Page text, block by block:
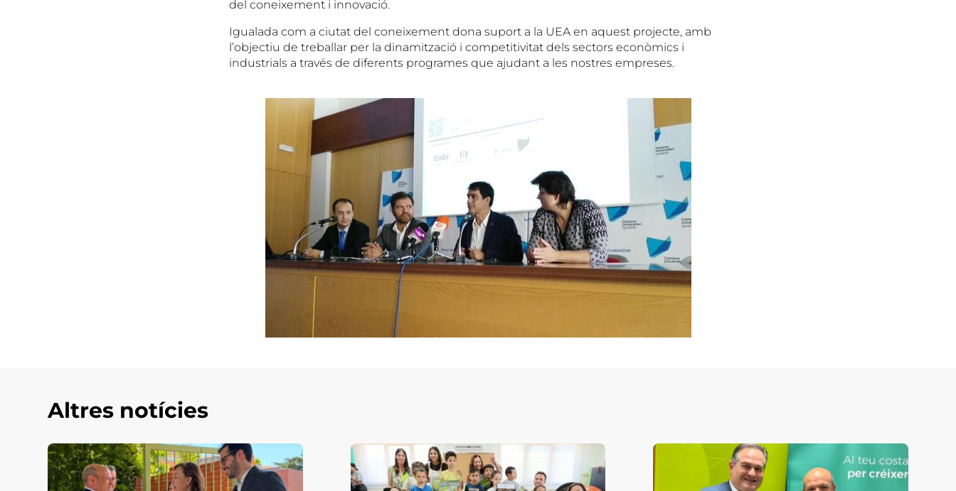
del coneixement i innovació.
Igualada com a ciutat del coneixement dona suport a la UEA en aquest projecte, amb
l’objectiu de treballar per la dinamització i competitivitat dels sectors econòmics i
industrials a través de diferents programes que ajudant a les nostres empreses.
Altres notícies